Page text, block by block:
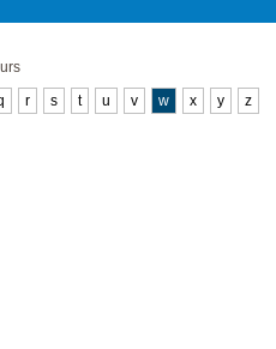
r s t u v w x y z